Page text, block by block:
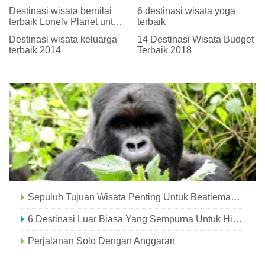
Destinasi wisata bernilai
terbaik Lonely Planet untuk
6 destinasi wisata yoga
terbaik
Destinasi wisata keluarga
terbaik 2014
14 Destinasi Wisata Budget
Terbaik 2018
Sepuluh Tujuan Wisata Penting Untuk Beatlemaniacs
6 Destinasi Luar Biasa Yang Sempurna Untuk Hiburan Keluarga
Perjalanan Solo Dengan Anggaran